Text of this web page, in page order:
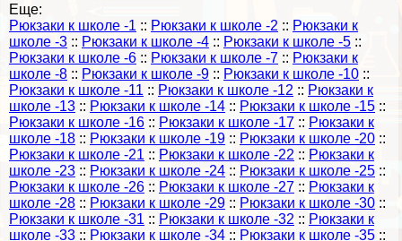
Еще:
Рюкзаки к школе -1 :: Рюкзаки к школе -2 :: Рюкзаки к
школе -3 :: Рюкзаки к школе -4 :: Рюкзаки к школе -5 ::
Рюкзаки к школе -6 :: Рюкзаки к школе -7 :: Рюкзаки к
школе -8 :: Рюкзаки к школе -9 :: Рюкзаки к школе -10 ::
Рюкзаки к школе -11 :: Рюкзаки к школе -12 :: Рюкзаки к
школе -13 :: Рюкзаки к школе -14 :: Рюкзаки к школе -15 ::
Рюкзаки к школе -16 :: Рюкзаки к школе -17 :: Рюкзаки к
школе -18 :: Рюкзаки к школе -19 :: Рюкзаки к школе -20 ::
Рюкзаки к школе -21 :: Рюкзаки к школе -22 :: Рюкзаки к
школе -23 :: Рюкзаки к школе -24 :: Рюкзаки к школе -25 ::
Рюкзаки к школе -26 :: Рюкзаки к школе -27 :: Рюкзаки к
школе -28 :: Рюкзаки к школе -29 :: Рюкзаки к школе -30 ::
Рюкзаки к школе -31 :: Рюкзаки к школе -32 :: Рюкзаки к
школе -33 :: Рюкзаки к школе -34 :: Рюкзаки к школе -35 ::